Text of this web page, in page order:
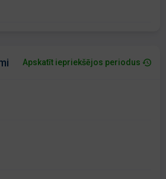
Apskatīt iepriekšējos periodus